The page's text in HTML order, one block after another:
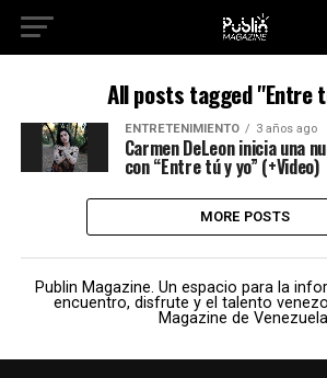
All posts tagged "Entre
ENTRETENIMIENTO 3 años ago
Carmen DeLeon inicia una
con “Entre tú y yo” (+Video)
MORE POSTS
Publin Magazine. Un espacio para la
encuentro, disfrute y el talento
Magazine de